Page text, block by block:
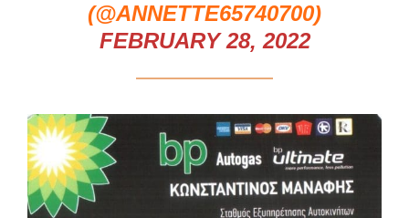
(@ANNETTE65740700)
FEBRUARY 28, 2022